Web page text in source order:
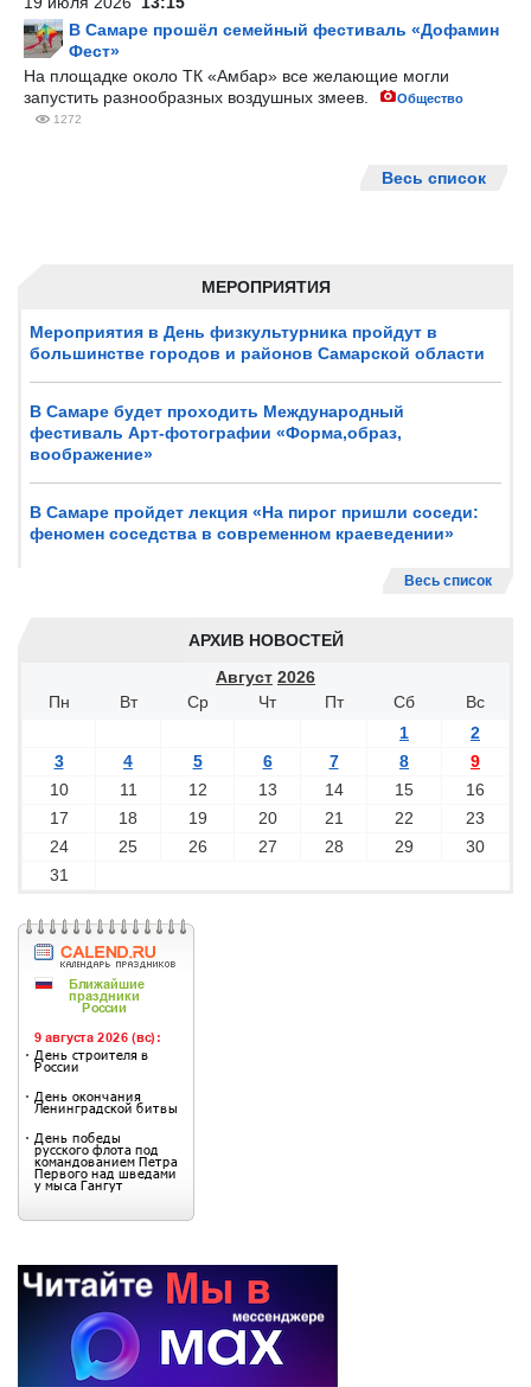
МЕРОПРИЯТИЯ
Мероприятия в День физкультурника пройдут в
большинстве городов и районов Самарской области
В Самаре будет проходить Международный
фестиваль Арт-фотографии «Форма,образ,
воображение»
В Самаре пройдет лекция «На пирог пришли соседи:
феномен соседства в современном краеведении»
Весь список
АРХИВ НОВОСТЕЙ
Август 2026
Пн
Вт Ср Чт Пт Сб
Вс
1
2
3
4 5 6 7 8
9
10
11 12 13 14 15
16
17
18 19 20 21 22
23
24
25 26 27 28 29
30
31
В Самаре прошёл семейный фестиваль «Дофамин
Фест»
На площадке около ТК «Амбар» все желающие могли
запустить разнообразных воздушных змеев.
Общество
1272
Весь список